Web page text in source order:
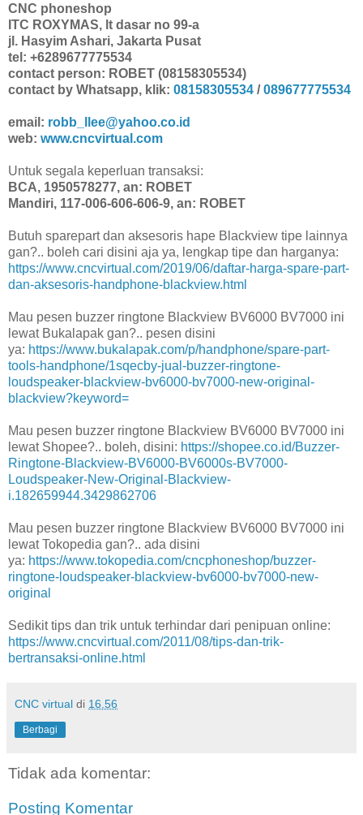
CNC phoneshop
ITC ROXYMAS, lt dasar no 99-a
jl. Hasyim Ashari, Jakarta Pusat
tel: +6289677775534
contact person: ROBET (08158305534)
contact by Whatsapp, klik: 08158305534 /089677775534
email: robb_llee@yahoo.co.id
web: www.cncvirtual.com
Untuk segala keperluan transaksi:
BCA, 1950578277, an: ROBET
Mandiri, 117-006-606-606-9, an: ROBET
Butuh sparepart dan aksesoris hape Blackview tipe lainnya
gan?.. boleh cari disini aja ya, lengkap tipe dan harganya:
https://www.cncvirtual.com/2019/06/daftar-harga-spare-part-
dan-aksesoris-handphone-blackview.html
Mau pesen buzzer ringtone Blackview BV6000 BV7000 ini
lewat Bukalapak gan?.. pesen disini
ya: https://www.bukalapak.com/p/handphone/spare-part-
tools-handphone/1sqecby-jual-buzzer-ringtone-
loudspeaker-blackview-bv6000-bv7000-new-original-
blackview?keyword=
Mau pesen buzzer ringtone Blackview BV6000 BV7000 ini
lewat Shopee?.. boleh, disini: https://shopee.co.id/Buzzer-
Ringtone-Blackview-BV6000-BV6000s-BV7000-
Loudspeaker-New-Original-Blackview-
i.182659944.3429862706
Mau pesen buzzer ringtone Blackview BV6000 BV7000 ini
lewat Tokopedia gan?.. ada disini
ya: https://www.tokopedia.com/cncphoneshop/buzzer-
ringtone-loudspeaker-blackview-bv6000-bv7000-new-
original
Sedikit tips dan trik untuk terhindar dari penipuan online:
https://www.cncvirtual.com/2011/08/tips-dan-trik-
bertransaksi-online.html
CNC virtual di 16.56
Berbagi
Tidak ada komentar:
Posting Komentar